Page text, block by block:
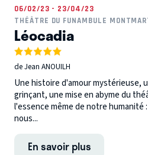
06/02/23 - 23/04/23
THÉÂTRE DU FUNAMBULE
Léocadia
de Jean ANOUILH
Une histoire d'amour mystérieuse,
grinçant, une mise en abyme du
l'essence même de notre humanité
nous...
En savoir plus